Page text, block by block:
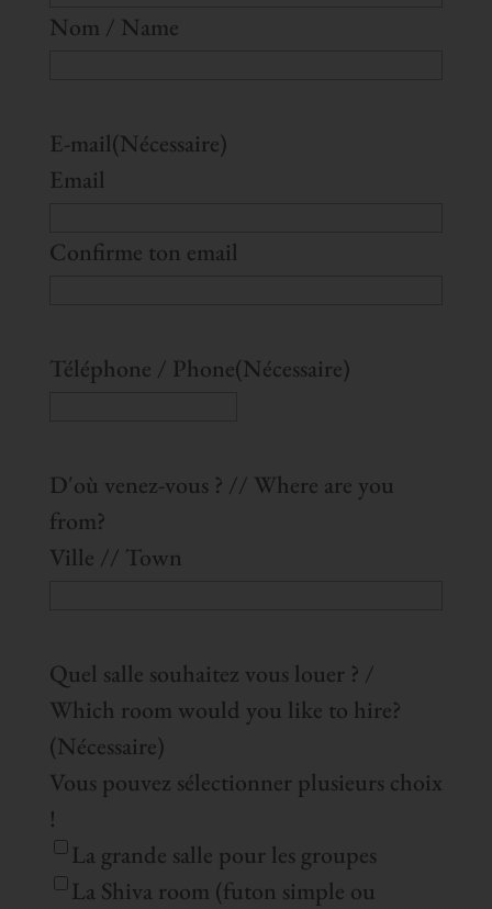
Nom / Name
E-mail(Nécessaire)
Email
Confirme ton email
Téléphone / Phone(Nécessaire)
D'où venez-vous ? // Where are you
from?
Ville // Town
Quel salle souhaitez vous louer ? /
Which room would you like to hire?
(Nécessaire)
Vous pouvez sélectionner plusieurs choix
!
La grande salle pour les groupes
La Shiva room (futon simple ou